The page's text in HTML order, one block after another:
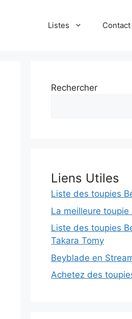
Listes Contact
Rechercher
Liens Utiles
Liste des toupies
La meilleure toupie
Liste des toupies
Takara Tomy
Beyblade en
Achetez des